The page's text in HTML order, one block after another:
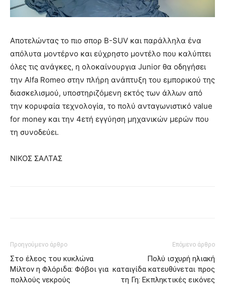
Αποτελώντας το πιο σπορ B-SUV και παράλληλα ένα
απόλυτα μοντέρνο και εύχρηστο μοντέλο που καλύπτει
όλες τις ανάγκες, η ολοκαίνουργια Junior θα οδηγήσει
την Alfa Romeo στην πλήρη ανάπτυξη του εμπορικού της
διασκελισμού, υποστηριζόμενη εκτός των άλλων από
την κορυφαία τεχνολογία, το πολύ ανταγωνιστικό value
for money και την 4ετή εγγύηση μηχανικών μερών που
τη συνοδεύει.
ΝΙΚΟΣ ΣΑΛΤΑΣ
Προηγούμενο άρθρο
Στο έλεος του κυκλώνα
Μίλτον η Φλόριδα: Φόβοι για
πολλούς νεκρούς
Επόμενο άρθρο
Πολύ ισχυρή ηλιακή
καταιγίδα κατευθύνεται προς
τη Γη: Εκπληκτικές εικόνες